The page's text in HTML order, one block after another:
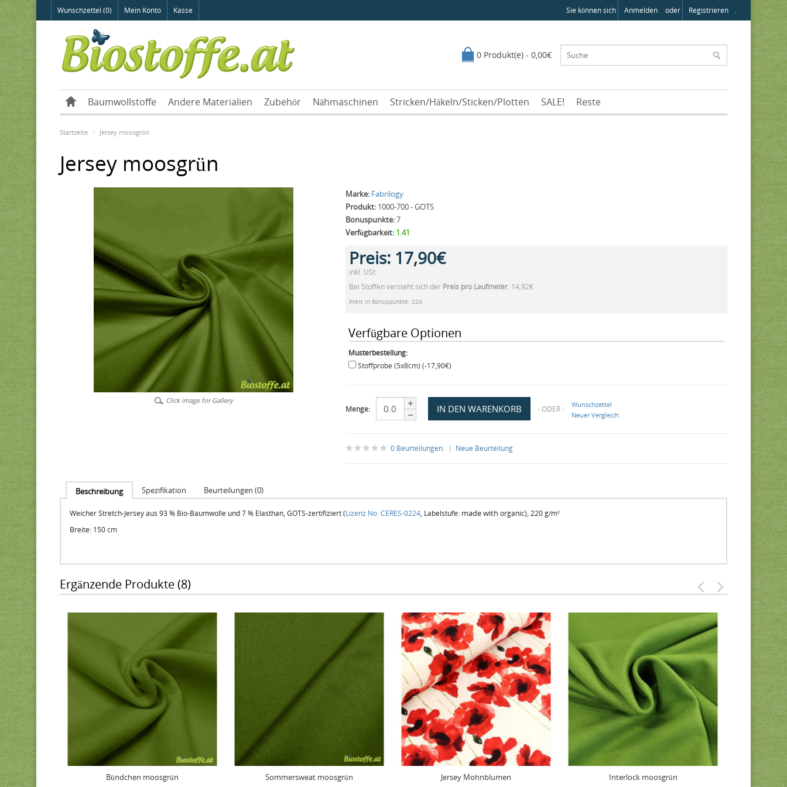
Wunschzettel (0) Mein Konto Kasse Sie können sich Anmelden oder Registrieren .
0 Produkt(e) - 0,00€
Baumwollstoffe Andere Materialien Zubehör Nähmaschinen Stricken/Häkeln/Sticken/Plotten SALE! Reste
Startseite Jersey moosgrün
Jersey moosgrün
Click image for Gallery
Marke: Fabrilogy
Produkt:1000-700 - GOTS
Bonuspunkte:7
Verfügbarkeit:1.41
Preis: 17,90€
inkl. USt.
Bei Stoffen versteht sich der Preis pro Laufmeter. 14,92€
Preis in Bonuspunkte: 224
Verfügbare Optionen
Musterbestellung:
Stoffprobe (5x8cm) (-17,90€)
Menge: - ODER -
Wunschzettel
Neuer Vergleich
0 Beurteilungen.| Neue Beurteilung
Beschreibung Spezifikation Beurteilungen (0)
Weicher Stretch-Jersey aus 93 % Bio-Baumwolle und 7 % Elasthan, GOTS-zertifiziert (Lizenz No. CERES-0224, Labelstufe: made with organic), 220 g/m²
Breite: 150 cm
Ergänzende Produkte (8)
Bündchen moosgrün
Sommersweat moosgrün
Jersey Mohnblumen
Interlock moosgrün
Nähgarn